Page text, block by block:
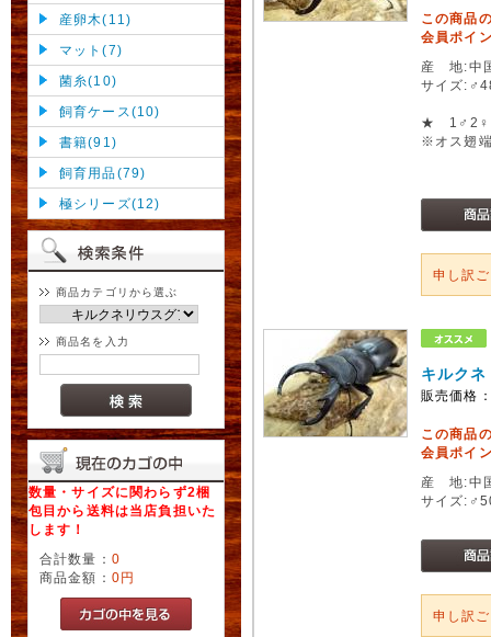
産卵木(11)
マット(7)
菌糸(10)
飼育ケース(10)
書籍(91)
飼育用品(79)
極シリーズ(12)
商品カテゴリから選ぶ
商品名を入力
数量・サイズに関わらず2梱
包目から送料は当店負担いた
します！
合計数量： 0
商品金額： 0円
この商品
会員ポイ
産 地:中
サイズ
★ 1♂2♀
※オス翅
申し訳
キルク
販売価格
この商品
会員ポイ
産 地:中
サイズ
申し訳